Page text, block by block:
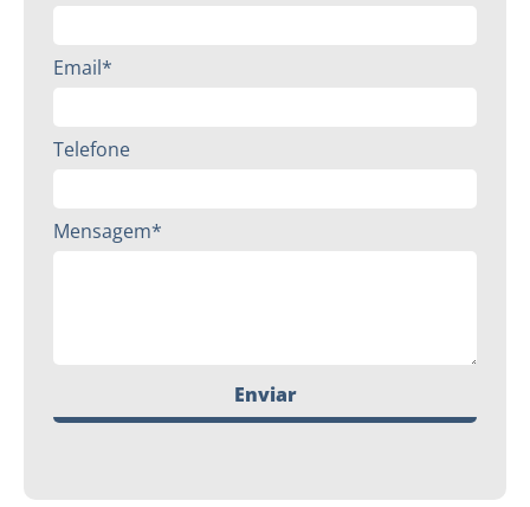
Email*
Telefone
Mensagem*
Enviar